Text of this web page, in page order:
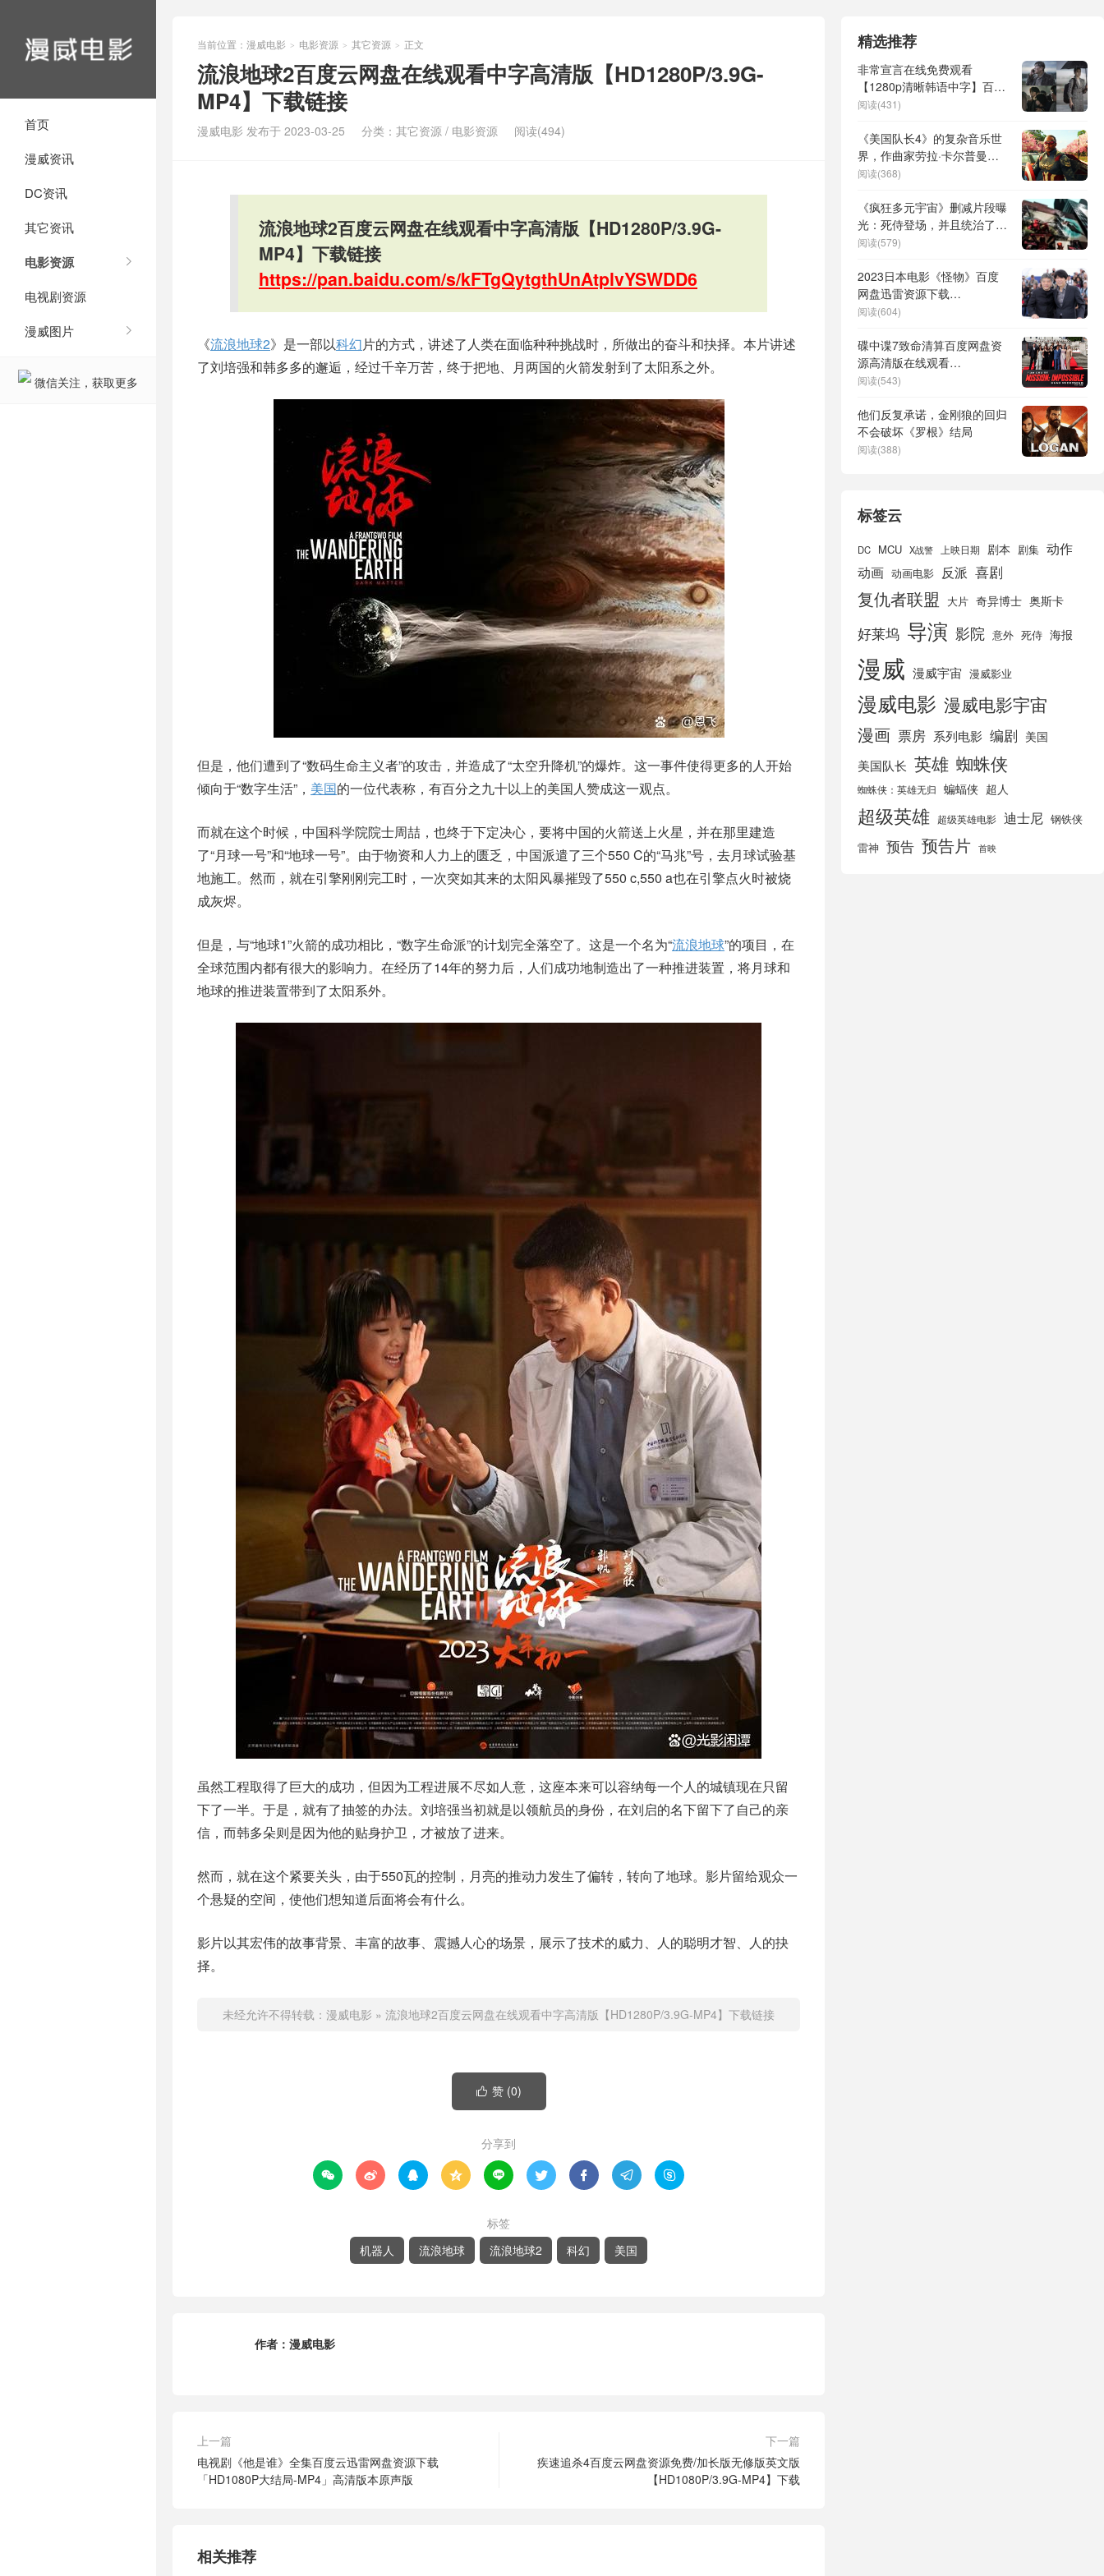
首页
漫威资讯
DC资讯
其它资讯
电影资源
电视剧资源
漫威图片
微信关注，获取更多
当前位置： 漫威电影 > 电影资源 > 其它资源 > 正文
流浪地球2百度云网盘在线观看中字高清版【HD1280P/3.9G-
MP4】下载链接
漫威电影 发布于 2023-03-25 分类： 其它资源 / 电影资源 阅读(494)
流浪地球2百度云网盘在线观看中字高清版【HD1280P/3.9G-
MP4】下载链接
https://pan.baidu.com/s/kFTgQytgthUnAtplvYSWDD6
《流浪地球2》是一部以科幻片的方式，讲述了人类在面临种种挑战时，所做出的奋斗和抉择。本片讲述
了刘培强和韩多多的邂逅，经过千辛万苦，终于把地、月两国的火箭发射到了太阳系之外。
但是，他们遭到了“数码生命主义者”的攻击，并造成了“太空升降机”的爆炸。这一事件使得更多的人开始
倾向于“数字生活”， 美国的一位代表称，有百分之九十以上的美国人赞成这一观点。
而就在这个时候，中国科学院院士周喆，也终于下定决心，要将中国的火箭送上火星，并在那里建造
了“月球一号”和“地球一号”。由于物资和人力上的匮乏，中国派遣了三个550 C的“马兆”号，去月球试验基
地施工。然而，就在引擎刚刚完工时，一次突如其来的太阳风暴摧毁了550 c,550 a也在引擎点火时被烧
成灰烬。
但是，与“地球1”火箭的成功相比，“数字生命派”的计划完全落空了。这是一个名为“流浪地球”的项目，在
全球范围内都有很大的影响力。在经历了14年的努力后，人们成功地制造出了一种推进装置，将月球和
地球的推进装置带到了太阳系外。
虽然工程取得了巨大的成功，但因为工程进展不尽如人意，这座本来可以容纳每一个人的城镇现在只留
下了一半。于是，就有了抽签的办法。刘培强当初就是以领航员的身份，在刘启的名下留下了自己的亲
信，而韩多朵则是因为他的贴身护卫，才被放了进来。
然而，就在这个紧要关头，由于550瓦的控制，月亮的推动力发生了偏转，转向了地球。影片留给观众一
个悬疑的空间，使他们想知道后面将会有什么。
影片以其宏伟的故事背景、丰富的故事、震撼人心的场景，展示了技术的威力、人的聪明才智、人的抉
择。
未经允许不得转载： 漫威电影 » 流浪地球2百度云网盘在线观看中字高清版【HD1280P/3.9G-MP4】下载链接
 赞 (0)
分享到
        
标签
机器人
流浪地球 流浪地球2 科幻 美国
作者： 漫威电影
上一篇
电视剧《他是谁》全集百度云迅雷网盘资源下载
「HD1080P大结局-MP4」高清版本原声版
下一篇
疾速追杀4百度云网盘资源免费/加长版无修版英文版
【HD1080P/3.9G-MP4】下载
相关推荐
精选推荐
非常宣言在线免费观看
【1280p清晰韩语中字】百度
云资源
阅读(431)
《美国队长4》的复杂音乐世
界，作曲家劳拉·卡尔普曼用
例子解释
阅读(368)
《疯狂多元宇宙》删减片段曝
光：死侍登场，并且统治了世
界
阅读(579)
2023日本电影《怪物》百度
网盘迅雷资源下载
【BD1080P高清日语中字】
阅读(604)
碟中谍7致命清算百度网盘资
源高清版在线观看
【HD1080P/3.9G-MP4】免
阅读(543)
他们反复承诺，金刚狼的回归
不会破坏《罗根》结局
阅读(388)
标签云
DC MCU X战警 上映日期 剧本 剧集 动作
动画 动画电影 反派 喜剧
复仇者联盟 大片 奇异博士 奥斯卡
好莱坞 导演 影院 意外 死侍 海报
漫威 漫威宇宙 漫威影业
漫威电影 漫威电影宇宙
漫画 票房 系列电影 编剧 美国
美国队长 英雄 蜘蛛侠
蜘蛛侠：英雄无归 蝙蝠侠 超人
超级英雄 超级英雄电影 迪士尼 钢铁侠
雷神 预告 预告片 首映